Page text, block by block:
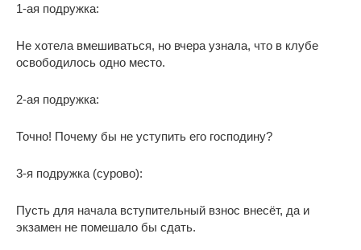
1-ая подружка:
Не хотела вмешиваться, но вчера узнала, что в клубе
освободилось одно место.
2-ая подружка:
Точно! Почему бы не уступить его господину?
3-я подружка (сурово):
Пусть для начала вступительный взнос внесёт, да и
экзамен не помешало бы сдать.